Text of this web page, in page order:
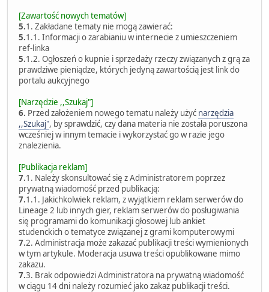
[Zawartość nowych tematów]
5.1. Zakładane tematy nie mogą zawierać:
5.1.1. Informacji o zarabianiu w internecie z umieszczeniem
ref-linka
5.1.2. Ogłoszeń o kupnie i sprzedaży rzeczy związanych z grą za
prawdziwe pieniądze, których jedyną zawartością jest link do
portalu aukcyjnego
[Narzędzie ,,Szukaj"]
6. Przed założeniem nowego tematu należy użyć narzędzia
,,Szukaj", by sprawdzić, czy dana materia nie została poruszona
wcześniej w innym temacie i wykorzystać go w razie jego
znalezienia.
[Publikacja reklam]
7.1. Należy skonsultować się z Administratorem poprzez
prywatną wiadomość przed publikacją:
7.1.1. Jakichkolwiek reklam, z wyjątkiem reklam serwerów do
Lineage 2 lub innych gier, reklam serwerów do posługiwania
się programami do komunikacji głosowej lub ankiet
studenckich o tematyce związanej z grami komputerowymi
7.2. Administracja może zakazać publikacji treści wymienionych
w tym artykule. Moderacja usuwa treści opublikowane mimo
zakazu.
7.3. Brak odpowiedzi Administratora na prywatną wiadomość
w ciągu 14 dni należy rozumieć jako zakaz publikacji treści.